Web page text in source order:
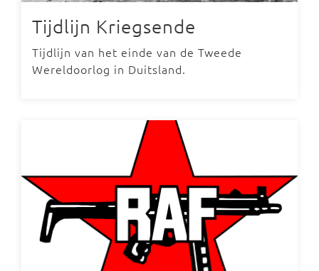
Tijdlijn Kriegsende
Tijdlijn van het einde van de Tweede
Wereldoorlog in Duitsland.